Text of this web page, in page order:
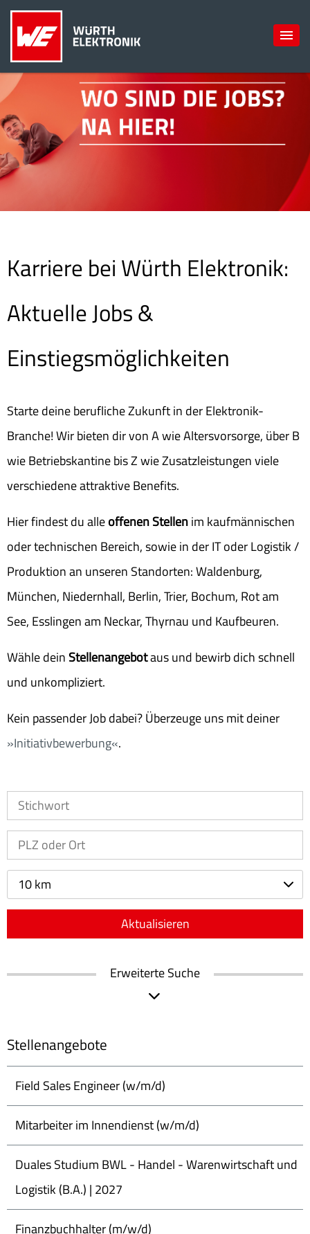
Karriere bei Würth Elektronik:
Aktuelle Jobs &
Einstiegsmöglichkeiten
Starte deine berufliche Zukunft in der Elektronik-
Branche! Wir bieten dir von A wie Altersvorsorge, über B
wie Betriebskantine bis Z wie Zusatzleistungen viele
verschiedene attraktive Benefits.
Hier findest du alleoffenen Stellenim kaufmännischen
oder technischen Bereich, sowie in der IT oder Logistik /
Produktion an unseren Standorten: Waldenburg,
München, Niedernhall, Berlin, Trier, Bochum, Rot am
See, Esslingen am Neckar, Thyrnau und Kaufbeuren.
Wähle deinStellenangebotaus und bewirb dich schnell
und unkompliziert.
Kein passender Job dabei? Überzeuge uns mit deiner
Initiativbewerbung .
10 km
Aktualisieren
Erweiterte Suche
Stellenangebote
Field Sales Engineer (w/m/d)
Mitarbeiter im Innendienst (w/m/d)
Duales Studium BWL - Handel - Warenwirtschaft und
Logistik (B.A.) | 2027
Finanzbuchhalter (m/w/d)